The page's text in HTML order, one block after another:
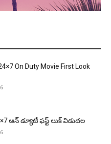
On Duty Movie First Look
ఆన్ డ్యూటీ ఫస్ట్ లుక్ విడుదల